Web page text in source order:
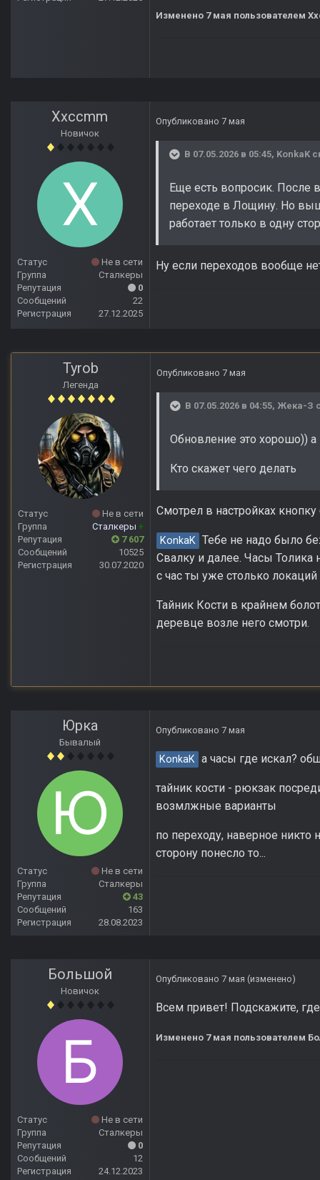
Изменено 7 мая пользователем
Xxccmm
Новичок
Статус
Не в сети
Группа
Сталкеры
Репутация
0
Сообщений
22
Регистрация
27.12.2025
Опубликовано 7 мая
В 07.05.2026 в 05:45, KonkaK
Еще есть вопросик. После
переходе в Лощину. Но
работает только в одну
Ну если переходов вообще
Tyrob
Легенда
Статус
Не в сети
Группа
Сталкеры +
Репутация
7 607
Сообщений
10525
Регистрация
30.07.2020
Опубликовано 7 мая
В 07.05.2026 в 04:55, Жека-З
Обновление это хорошо)) а
Кто скажет чего делать
Смотрел в настройках
KonkaK Тебе не надо было
Свалку и далее. Часы Толика
с час ты уже столько
Тайник Кости в крайнем
деревце возле него смотри.
Юрка
Бывалый
Статус
Не в сети
Группа
Сталкеры
Репутация
43
Сообщений
163
Регистрация
28.08.2023
Опубликовано 7 мая
KonkaK а часы где искал?
тайник кости - рюкзак
возмлжные варианты
по переходу, наверное никто
сторону понесло то...
Большой
Новичок
Статус
Не в сети
Группа
Сталкеры
Репутация
0
Сообщений
12
Регистрация
24.12.2023
Опубликовано 7 мая (изменено)
Всем привет! Подскажите,
Изменено 7 мая пользователем